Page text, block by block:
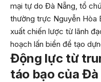
mại tự do Đà Nẵng, tổ
thường trực Nguyễn Hòa
xuất chiến lược từ lãnh
hoạch lấn biển để tạo
Động lực từ
táo bạo của Đà